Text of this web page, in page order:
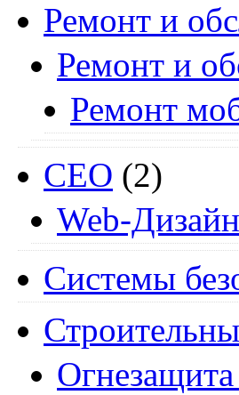
Ремонт и
Ремонт и
Ремонт
СЕО (2)
Web-Дизайн
Системы